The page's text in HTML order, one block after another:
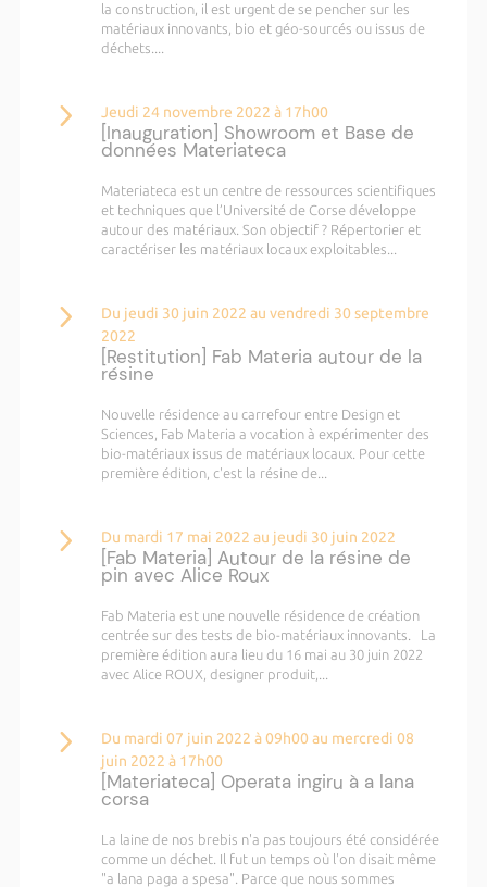
la construction, il est urgent de se pencher sur les
matériaux innovants, bio et géo-sourcés ou issus de
déchets....
Jeudi 24 novembre 2022 à 17h00
[Inauguration] Showroom et Base de
données Materiateca
Materiateca est un centre de ressources scientifiques
et techniques que l’Université de Corse développe
autour des matériaux. Son objectif ? Répertorier et
caractériser les matériaux locaux exploitables...
Du jeudi 30 juin 2022 au vendredi 30 septembre
2022
[Restitution] Fab Materia autour de la
résine
Nouvelle résidence au carrefour entre Design et
Sciences, Fab Materia a vocation à expérimenter des
bio-matériaux issus de matériaux locaux. Pour cette
première édition, c'est la résine de...
Du mardi 17 mai 2022 au jeudi 30 juin 2022
[Fab Materia] Autour de la résine de
pin avec Alice Roux
Fab Materia est une nouvelle résidence de création
centrée sur des tests de bio-matériaux innovants. La
première édition aura lieu du 16 mai au 30 juin 2022
avec Alice ROUX, designer produit,...
Du mardi 07 juin 2022 à 09h00 au mercredi 08
juin 2022 à 17h00
[Materiateca] Operata ingiru à a lana
corsa
La laine de nos brebis n'a pas toujours été considérée
comme un déchet. Il fut un temps où l'on disait même
"a lana paga a spesa". Parce que nous sommes